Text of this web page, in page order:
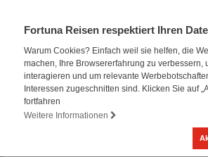
Fortuna Reisen respektiert Ihren
Warum Cookies? Einfach weil sie helfen, die
machen, Ihre Browsererfahrung zu verbessern,
interagieren und um relevante
Interessen zugeschnitten sind. Klicken Sie auf
fortfahren
Weitere Informationen